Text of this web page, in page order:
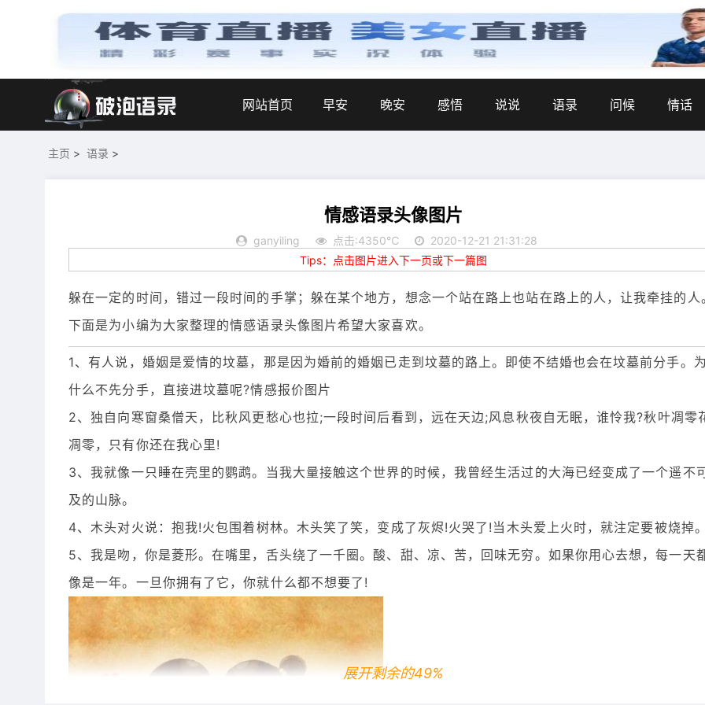
网站首页 早安 晚安 感悟 说说 语录 问候 情话
主页 > 语录 >
情感语录头像图片
ganyiling 点击:4350℃
2020-12-21 21:31:28
Tips：点击图片进入下一页或下一篇图
躲在一定的时间，错过一段时间的手掌；躲在某个地方，想念一个站在路上也站在路上的人，让我牵挂的人
下面是为小编为大家整理的情感语录头像图片希望大家喜欢。
1、有人说，婚姻是爱情的坟墓，那是因为婚前的婚姻已走到坟墓的路上。即使不结婚也会在坟墓前分手。为
什么不先分手，直接进坟墓呢?情感报价图片
2、独自向寒窗桑僧天，比秋风更愁心也拉;一段时间后看到，远在天边;风息秋夜自无眠，谁怜我?秋叶凋零
凋零，只有你还在我心里!
3、我就像一只睡在壳里的鹦鹉。当我大量接触这个世界的时候，我曾经生活过的大海已经变成了一个遥不
及的山脉。
4、木头对火说：抱我!火包围着树林。木头笑了笑，变成了灰烬!火哭了!当木头爱上火时，就注定要被烧掉。
5、我是吻，你是菱形。在嘴里，舌头绕了一千圈。酸、甜、凉、苦，回味无穷。如果你用心去想，每一天
像是一年。一旦你拥有了它，你就什么都不想要了!
展开剩余的49%